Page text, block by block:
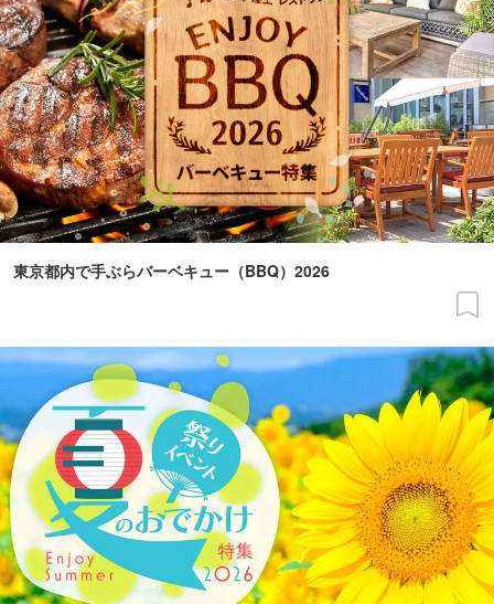
東京都内で手ぶらバーベキュー（BBQ）2026